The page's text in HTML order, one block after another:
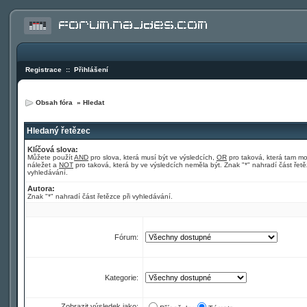
Registrace :: Přihlášení
Obsah fóra » Hledat
Hledaný řetězec
Klíčová slova:
Můžete použítAND pro slova, která musí být ve výsledcích, OR pro taková, která tam
náležet a NOT pro taková, která by ve výsledcích neměla být. Znak "*" nahradí část
vyhledávání.
Autora:
Znak "*" nahradí část řetězce při vyhledávání.
Fórum:
Kategorie: